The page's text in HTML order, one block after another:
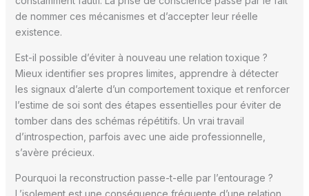
de nommer ces mécanismes et d’accepter leur réelle
existence.
Est-il possible d’éviter à nouveau une relation toxique ?
Mieux identifier ses propres limites, apprendre à détecter
les signaux d’alerte d’un comportement toxique et renforcer
l’estime de soi sont des étapes essentielles pour éviter de
tomber dans des schémas répétitifs. Un vrai travail
d’introspection, parfois avec une aide professionnelle,
s’avère précieux.
Pourquoi la reconstruction passe-t-elle par l’entourage ?